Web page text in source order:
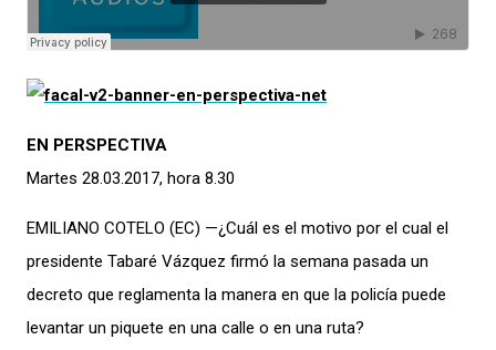
EN PERSPECTIVA
Martes 28.03.2017, hora 8.30
EMILIANO COTELO (EC) —¿Cuál es el motivo por el cual el
presidente Tabaré Vázquez firmó la semana pasada un
decreto que reglamenta la manera en que la policía puede
levantar un piquete en una calle o en una ruta?